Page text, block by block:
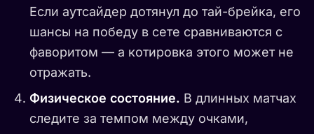
Если аутсайдер дотянул до тай-брейка, его
шансы на победу в сете сравниваются с
фаворитом — а котировка этого может не
отражать.
Физическое состояние. В длинных матчах
следите за темпом между очками,